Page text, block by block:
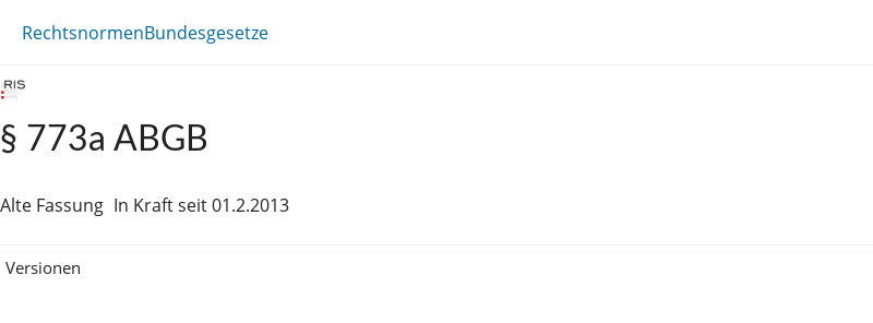
RechtsnormenBundesgesetze
§ 773a ABGB
Alte Fassung In Kraft seit 01.2.2013
Versionen